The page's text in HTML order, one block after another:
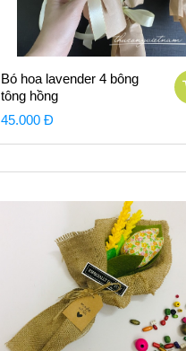
Bó hoa lavender 4 bông
tông hồng
45.000 Đ